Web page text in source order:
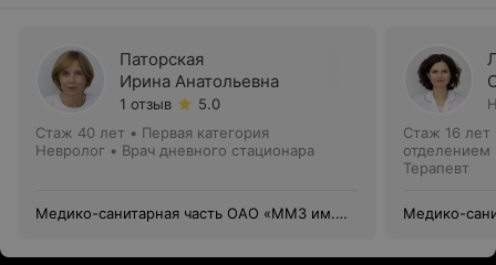
Паторская
Ирина Анатольевна
1 отзыв
5.0
Стаж 40 лет • Первая категория
Невролог • Врач дневного стационара
Медико-санитарная часть ОАО «ММЗ им.
Стаж 16 лет
отделением
Терапевт
Медико-
холдинга